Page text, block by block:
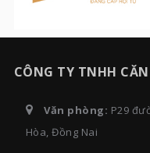
CÔNG TY TNHH
Văn phòng: P29
Hòa, Đồng Nai